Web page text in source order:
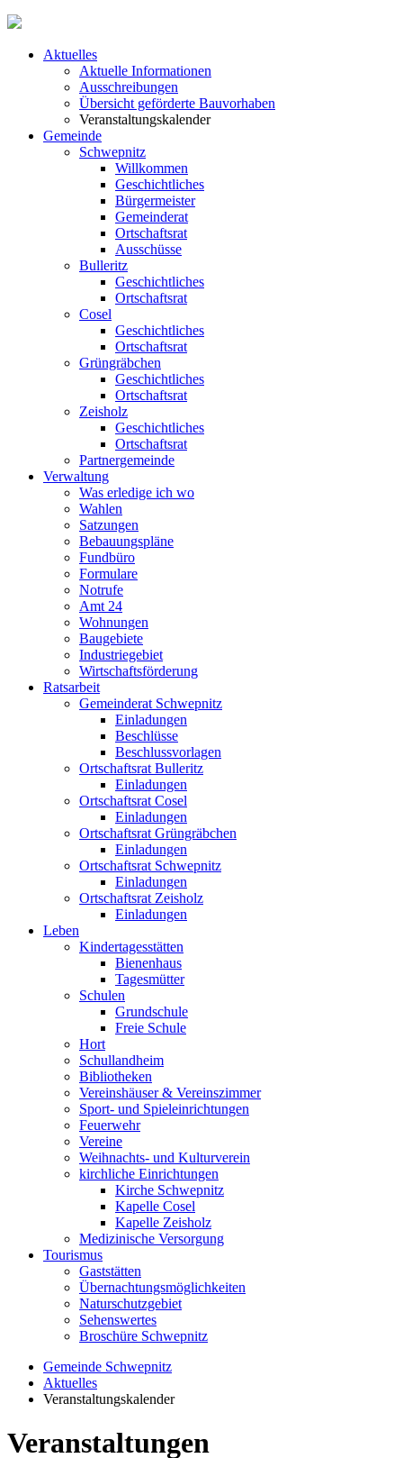
Aktuelles
Aktuelle Informationen
Ausschreibungen
Übersicht geförderte Bauvorhaben
Veranstaltungskalender
Gemeinde
Schwepnitz
Willkommen
Geschichtliches
Bürgermeister
Gemeinderat
Ortschaftsrat
Ausschüsse
Bulleritz
Geschichtliches
Ortschaftsrat
Cosel
Geschichtliches
Ortschaftsrat
Grüngräbchen
Geschichtliches
Ortschaftsrat
Zeisholz
Geschichtliches
Ortschaftsrat
Partnergemeinde
Verwaltung
Was erledige ich wo
Wahlen
Satzungen
Bebauungspläne
Fundbüro
Formulare
Notrufe
Amt 24
Wohnungen
Baugebiete
Industriegebiet
Wirtschaftsförderung
Ratsarbeit
Gemeinderat Schwepnitz
Einladungen
Beschlüsse
Beschlussvorlagen
Ortschaftsrat Bulleritz
Einladungen
Ortschaftsrat Cosel
Einladungen
Ortschaftsrat Grüngräbchen
Einladungen
Ortschaftsrat Schwepnitz
Einladungen
Ortschaftsrat Zeisholz
Einladungen
Leben
Kindertagesstätten
Bienenhaus
Tagesmütter
Schulen
Grundschule
Freie Schule
Hort
Schullandheim
Bibliotheken
Vereinshäuser & Vereinszimmer
Sport- und Spieleinrichtungen
Feuerwehr
Vereine
Weihnachts- und Kulturverein
kirchliche Einrichtungen
Kirche Schwepnitz
Kapelle Cosel
Kapelle Zeisholz
Medizinische Versorgung
Tourismus
Gaststätten
Übernachtungsmöglichkeiten
Naturschutzgebiet
Sehenswertes
Broschüre Schwepnitz
Gemeinde Schwepnitz
Aktuelles
Veranstaltungskalender
Veranstaltungen